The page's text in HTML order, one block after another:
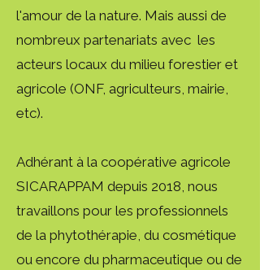
l'amour de la nature. Mais aussi de
nombreux partenariats avec les
acteurs locaux du milieu forestier et
agricole (ONF, agriculteurs, mairie,
etc).
Adhérant à la coopérative agricole
SICARAPPAM depuis 2018, nous
travaillons pour les professionnels
de la phytothérapie, du cosmétique
ou encore du pharmaceutique ou de